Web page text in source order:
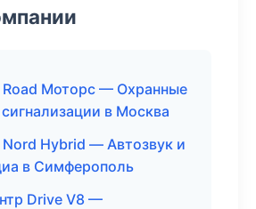
Road Моторс — Охранные
в Москва
Hybrid — Автозвук и
в Симферополь
Drive V8 —